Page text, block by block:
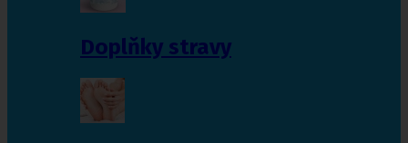
Doplňky stravy